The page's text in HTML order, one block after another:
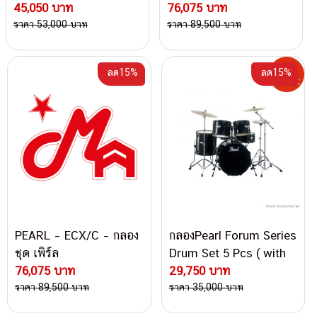
ชุด เพิร์ล
45,050 บาท
ราคา 53,000 บาท
76,075 บาท
ราคา 89,500 บาท
PEARL – ECX/C – กลอง
ชุด เพิร์ล
76,075 บาท
ลด15%
ราคา 89,500 บาท
กลองPearl Forum Series
Drum Set 5 Pcs ( with
stand and Cymbal )
29,750 บาท
ลด15%
ราคา 35,000 บาท